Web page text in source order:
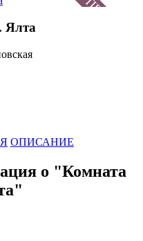
Ялта
ОПИСАНИЕ
о "Комната